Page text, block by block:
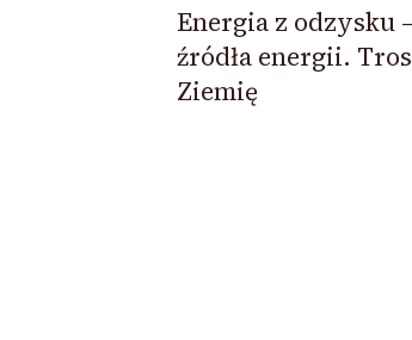
Energia z odzysku
źródła energii.
Ziemię